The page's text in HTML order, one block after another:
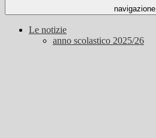
navigazione
Le notizie
anno scolastico 2025/26